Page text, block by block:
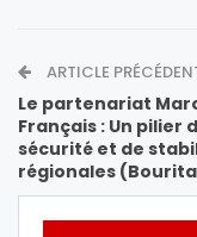
ARTICLE
Le partenariat
Français : Un pilier
sécurité et de
régionales